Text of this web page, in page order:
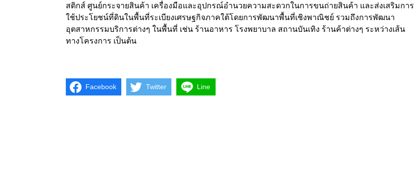
สติกส์ ศูนย์กระจายสินค้า เครื่องมือและอุปกรณ์อำนวยความสะดวกในการขนถ่ายสินค้า และส่งเสริมการ
ใช้ประโยชน์ที่ดินในพื้นที่ระเบียงเศรษฐกิจภาคใต้โดยการพัฒนาพื้นที่เชิงพาณิชย์ รวมถึงการพัฒนา
อุตสาหกรรมบริการต่างๆ ในพื้นที่ เช่น ร้านอาหาร โรงพยาบาล สถานบันเทิง ร้านค้าต่างๆ ระหว่างเส้น
ทางโครงการ เป็นต้น
Facebook Twitter Line